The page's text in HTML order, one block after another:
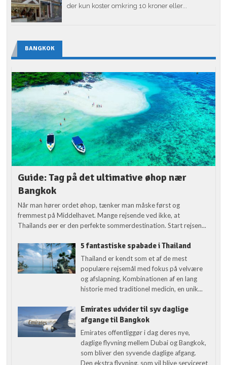
der kun koster omkring 10 kroner eller...
BANGKOK
Guide: Tag på det ultimative øhop nær
Bangkok
Når man hører ordet øhop, tænker man måske først og
fremmest på Middelhavet. Mange rejsende ved ikke, at
Thailands øer er den perfekte sommerdestination. Start rejsen...
5 fantastiske spabade i Thailand
Thailand er kendt som et af de mest
populære rejsemål med fokus på velvære
og afslapning. Kombinationen af en lang
historie med traditionel medicin, en unik...
Emirates udvider til syv daglige
afgange til Bangkok
Emirates offentliggør i dag deres nye,
daglige flyvning mellem Dubai og Bangkok,
som bliver den syvende daglige afgang.
Den ekstra flyvning, som vil blive serviceret